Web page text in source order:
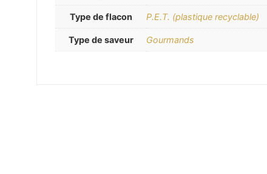
Type de flacon P.E.T. (plastique recyclable)
Type de saveur Gourmands